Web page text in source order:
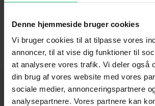
Denne hjemmeside bruger cookies
Vi bruger cookies til at tilpasse vores
annoncer, til at vise dig funktioner til
at analysere vores trafik. Vi deler også
din brug af vores website med vores
sociale medier, annonceringspartnere
analysepartnere. Vores partnere kan